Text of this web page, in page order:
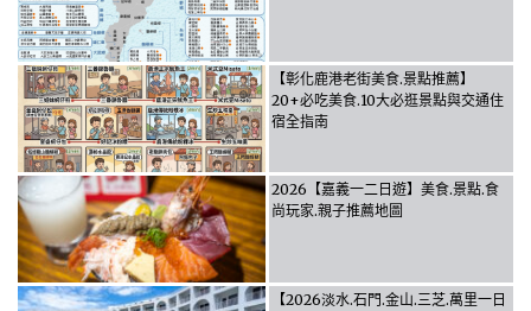
【彰化鹿港老街美食.景點推薦】
20+必吃美食.10大必逛景點與交通住
宿全指南
2026【嘉義一二日遊】美食.景點.食
尚玩家.親子推薦地圖
【2026淡水.石門.金山.三芝.萬里一日